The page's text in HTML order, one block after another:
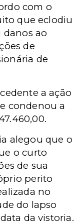
com o
que eclodiu
ao
de
de
a ação
condenou a
alegou que o
o curto
de sua
perito
no
do lapso
da vistoria.